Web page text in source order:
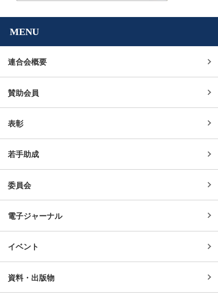
MENU
連合会概要
賛助会員
表彰
若手助成
委員会
電子ジャーナル
イベント
資料・出版物